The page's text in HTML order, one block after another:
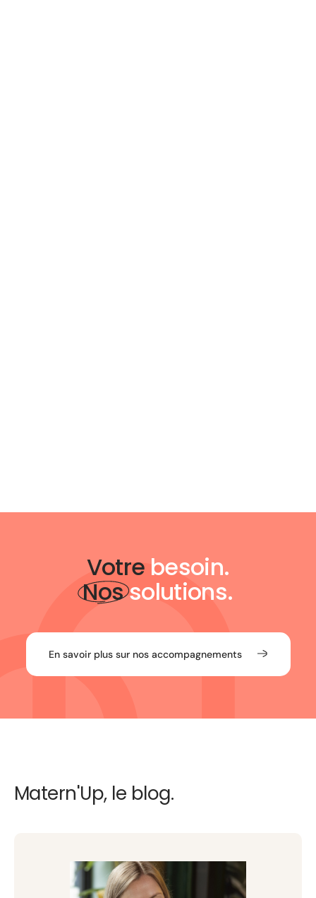
Votre besoin.
Nossolutions.
En savoir plus sur nos accompagnements
Matern'Up, le blog.